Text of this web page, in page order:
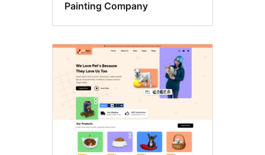
Painting Company